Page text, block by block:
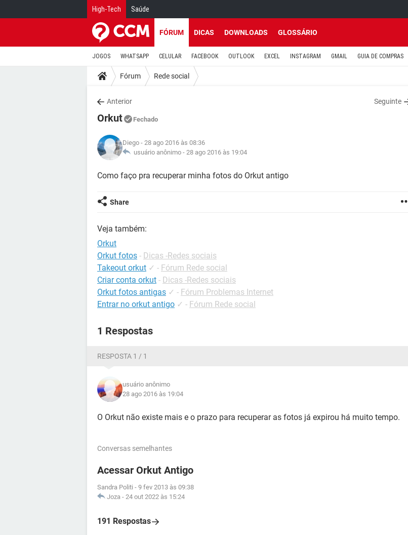
High-Tech Saúde
FÓRUM DICAS DOWNLOADS GLOSSÁRIO
JOGOS WHATSAPP CELULAR FACEBOOK OUTLOOK EXCEL INSTAGRAM GMAIL GUIA DE COMPRAS
Fórum Rede social
Anterior Seguinte
Orkut Fechado
Diego - 28 ago 2016 às 08:36
usuário anônimo - 28 ago 2016 às 19:04
Como faço pra recuperar minha fotos do Orkut antigo
Share
Veja também:
Orkut
Orkut fotos - Dicas -Redes sociais
Takeout orkut ✓ - Fórum Rede social
Criar conta orkut - Dicas -Redes sociais
Orkut fotos antigas ✓ - Fórum Problemas Internet
Entrar no orkut antigo ✓ - Fórum Rede social
1 Respostas
RESPOSTA 1 / 1
usuário anônimo
28 ago 2016 às 19:04
O Orkut não existe mais e o prazo para recuperar as fotos já expirou há muito tempo.
Conversas semelhantes
Acessar Orkut Antigo
Sandra Politi - 9 fev 2013 às 09:38
Joza - 24 out 2022 às 15:24
191 Respostas